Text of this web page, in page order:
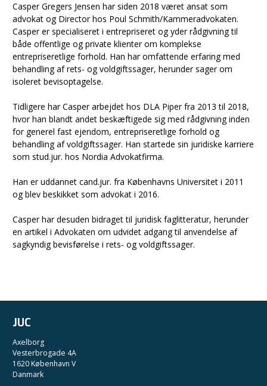
Casper Gregers Jensen har siden 2018 været ansat som
advokat og Director hos Poul Schmith/Kammeradvokaten.
Casper er specialiseret i entrepriseret og yder rådgivning til
både offentlige og private klienter om komplekse
entrepriseretlige forhold. Han har omfattende erfaring med
behandling af rets- og voldgiftssager, herunder sager om
isoleret bevisoptagelse.
Tidligere har Casper arbejdet hos DLA Piper fra 2013 til 2018,
hvor han blandt andet beskæftigede sig med rådgivning inden
for generel fast ejendom, entrepriseretlige forhold og
behandling af voldgiftssager. Han startede sin juridiske karriere
som stud.jur. hos Nordia Advokatfirma.
Han er uddannet cand.jur. fra Københavns Universitet i 2011
og blev beskikket som advokat i 2016.
Casper har desuden bidraget til juridisk faglitteratur, herunder
en artikel i Advokaten om udvidet adgang til anvendelse af
sagkyndig bevisførelse i rets- og voldgiftssager.
JUC
Axelborg
Vesterbrogade 4A
1620 København V
Danmark